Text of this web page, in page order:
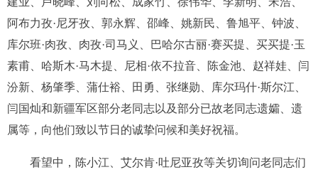
阿布力孜·尼牙孜、郭永辉、邵峰、姚新民、鲁旭平、钟波、
库尔班·肉孜、肉孜·司马义、巴哈尔古丽·赛买提、买买提·玉
素甫、哈斯木·马木提、尼相·依不拉音、陈金池、赵祥娃、闫
汾新、杨肇季、蒲仕裕、田勇、张继勋、库尔玛什·斯尔江、
闫国灿和新疆军区部分老同志以及部分已故老同志遗孀、遗
属等，向他们致以节日的诚挚问候和美好祝福。
看望中，陈小江、艾尔肯·吐尼亚孜等关切询问老同志们